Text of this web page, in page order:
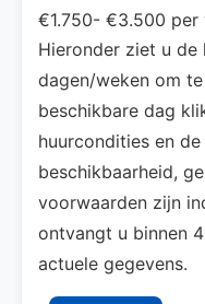
€1.750- €3.500 per
Hieronder ziet u de
dagen/weken om
beschikbare dag
huurcondities en
beschikbaarheid,
voorwaarden zijn
ontvangt u binnen
actuele gegevens.